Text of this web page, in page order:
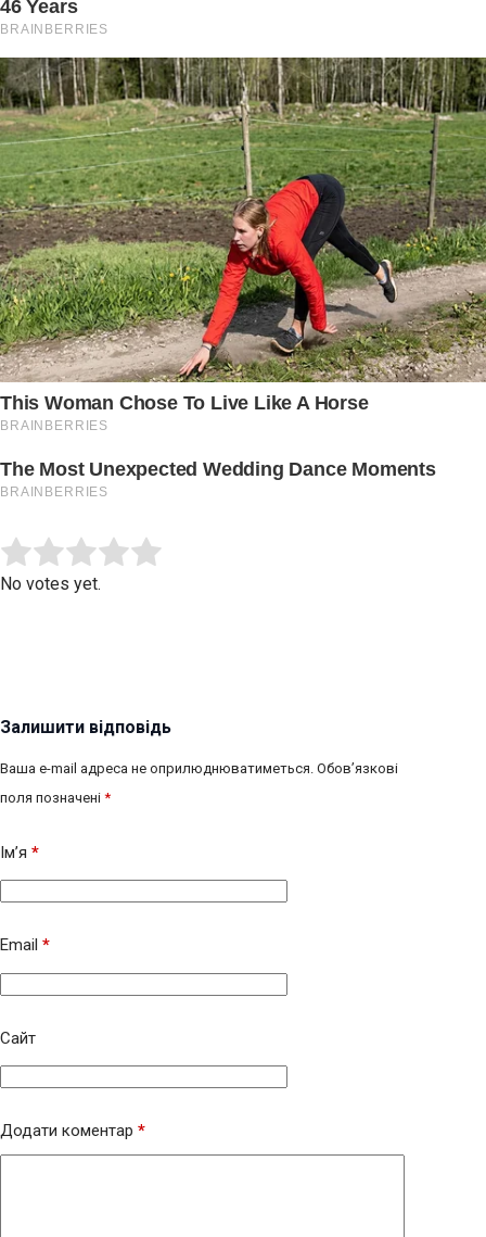
Rate this item:
No votes yet.
Залишити відповідь
Ваша e-mail адреса не оприлюднюватиметься. Обов’язкові
поля позначені *
Ім’я *
Email *
Сайт
Додати коментар *